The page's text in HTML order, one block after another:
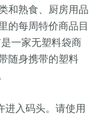
和熟食、厨房用品
的每周特价商品目
一家无塑料袋商
随身携带的塑料
进入码头。请使用